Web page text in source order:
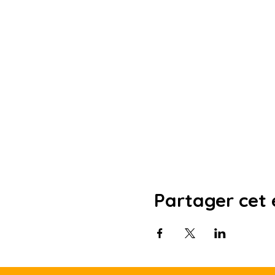
Partager cet